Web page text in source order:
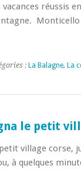
vacances réussis
: La Balagne, La
le petit
village corse,
à quelques